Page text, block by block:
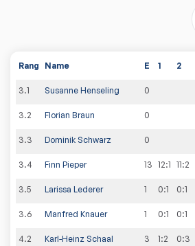
Rang Name E 1 2
3.1 Susanne Henseling 0
3.2 Florian Braun 0
3.3 Dominik Schwarz 0
3.4 Finn Pieper 13 12:1 11:2
3.5 Larissa Lederer 1 0:1 0:1
3.6 Manfred Knauer 1 0:1 0:1
4.2 Karl-Heinz Schaal 3 1:2 0:3